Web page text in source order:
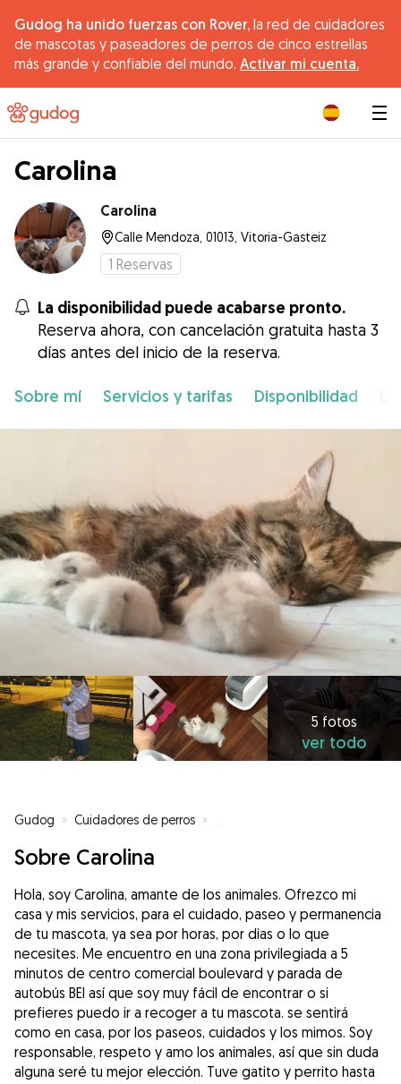
Gudog ha unido fuerzas con Rover, la red de cuidadores
de mascotas y paseadores de perros de cinco estrellas
más grande y confiable del mundo. Activar mi cuenta.
Carolina
Carolina
Calle Mendoza, 01013, Vitoria-Gasteiz
1 Reservas
La disponibilidad puede acabarse pronto.
Reserva ahora, con cancelación gratuita hasta 3
días antes del inicio de la reserva.
Sobre mí Servicios y tarifas Disponibilidad
5 fotos
ver todo
Gudog » Cuidadores de perros »
Sobre Carolina
Hola, soy Carolina, amante de los animales. Ofrezco mi
casa y mis servicios, para el cuidado, paseo y permanencia
de tu mascota, ya sea por horas, por dias o lo que
necesites. Me encuentro en una zona privilegiada a 5
minutos de centro comercial boulevard y parada de
autobús BEI así que soy muy fácil de encontrar o si
prefieres puedo ir a recoger a tu mascota. se sentirá
como en casa, por los paseos, cuidados y los mimos. Soy
responsable, respeto y amo los animales, así que sin duda
alguna seré tu mejor elección. Tuve gatito y perrito hasta